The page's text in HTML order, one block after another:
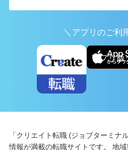
＼アプリのご利
アプリ版
「クリエイト転職 (ジョブターミナ
情報が満載の転職サイトです。 地